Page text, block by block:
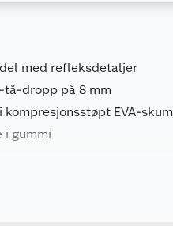
med refleksdetaljer
dropp på 8 mm
EVA-skum
i gummi